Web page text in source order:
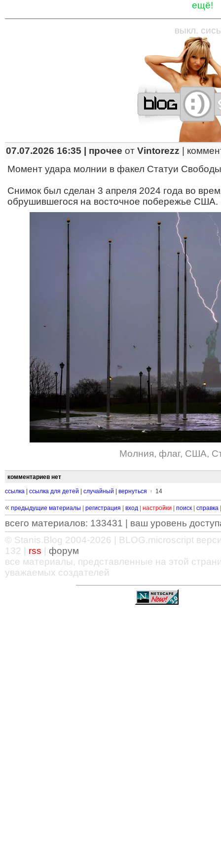
ещё!
—————————————————
выкл.
07.07.2026 16:35 | прочее от Vintorezz
Момент удара молнии в факел Статуи
Снимок был сделан 3 апреля 2024 года во
обрушившегося на восточное побережье США.
Молния, флаг, США,
комментариев нет
ссылка ссылка для детей случайный вернуться ↑ 14
« предыдущие материалы регистрация вход настройки поиск справка
всего материалов: 133431 | ваш уровень
© Stanis.Blog 2004-2026 | BLOG.microscript
132 |
rss
форум
все материалы, представленные на этой
уважаемых создателей
——————————————————